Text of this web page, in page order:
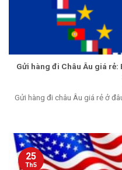
Gửi hàng đi Châu Âu giá rẻ:
Gửi hàng đi châu Âu giá rẻ ở
25
Th5